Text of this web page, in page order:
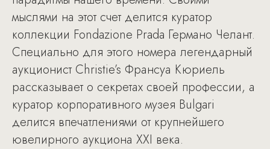
мыслями на этот счет делится куратор
коллекции Fondazione Prada Германо Челант.
Специально для этого номера легендарный
аукционист Сhristie’s Франсуа Кюриель
рассказывает о секретах своей профессии, а
куратор корпоративного музея Bulgari
делится впечатлениями от крупнейшего
ювелирного аукциона XXI века.